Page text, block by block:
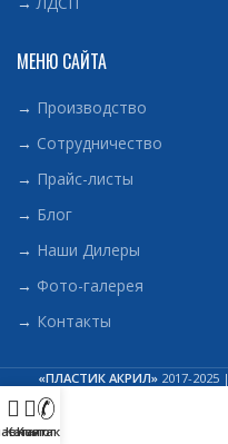
МЕНЮ САЙТА
→ Производство
→ Сотрудничество
→ Прайс-листы
→ Блог
→ Наши Дилеры
→ Фото-галерея
→ Контакты
«ПЛАСТИК АКРИЛ» 2017-2025 |
Каталог
Контакты